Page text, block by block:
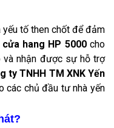
yếu tố then chốt để đảm
cửa hang HP 5000cho
và nhận được sự hỗ trợ
ty TNHH TM XNK Yến
chủ đầu tư nhà yến